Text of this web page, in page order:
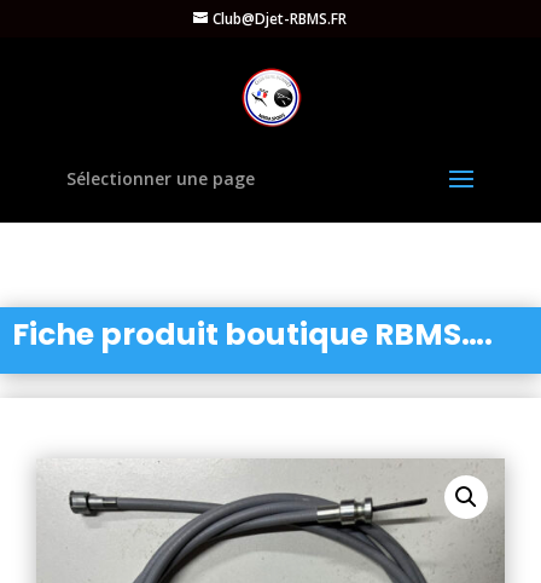
Club@Djet-RBMS.FR
Sélectionner une page
Fiche produit boutique RBMS….